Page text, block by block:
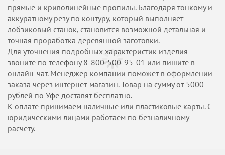
прямые и криволинейные пропилы. Благодаря тонкому и
аккуратному резу по контуру, который выполняет
лобзиковый станок, становится возможной детальная и
точная проработка деревянной заготовки.
Для уточнения подробных характеристик изделия
звоните по телефону 8-800-500-95-01 или пишите в
онлайн-чат. Менеджер компании поможет в оформлении
заказа через интернет-магазин. Товар на сумму от 5000
рублей по Уфе доставят бесплатно.
К оплате принимаем наличные или пластиковые карты. С
юридическими лицами работаем по безналичному
расчёту.